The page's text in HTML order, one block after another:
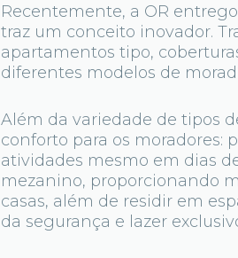
Recentemente, a OR
traz um conceito inovador.
apartamentos tipo,
diferentes modelos de
Além da variedade de tipos
conforto para os moradores:
atividades mesmo em dias
mezanino, proporcionando
casas, além de residir em
da segurança e lazer